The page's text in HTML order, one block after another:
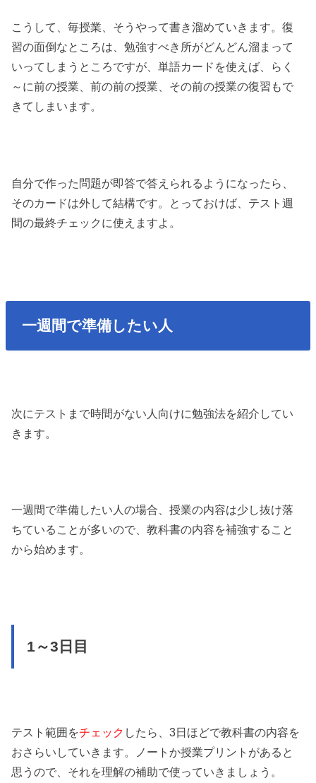
こうして、毎授業、そうやって書き溜めていきます。復
習の面倒なところは、勉強すべき所がどんどん溜まって
いってしまうところですが、単語カードを使えば、らく
～に前の授業、前の前の授業、その前の授業の復習もで
きてしまいます。
自分で作った問題が即答で答えられるようになったら、
そのカードは外して結構です。とっておけば、テスト週
間の最終チェックに使えますよ。
一週間で準備したい人
次にテストまで時間がない人向けに勉強法を紹介してい
きます。
一週間で準備したい人の場合、授業の内容は少し抜け落
ちていることが多いので、教科書の内容を補強すること
から始めます。
1～3日目
テスト範囲をチェック したら、3日ほどで教科書の内容を
おさらいしていきます。ノートか授業プリントがあると
思うので、それを理解の補助で使っていきましょう。